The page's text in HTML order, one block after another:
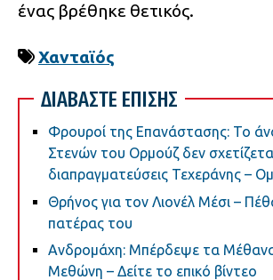
ένας βρέθηκε θετικός.
Χανταϊός
ΔΙΑΒΑΣΤΕ ΕΠΙΣΗΣ
Φρουροί της Επανάστασης: Το
Στενών του Ορμούζ δεν
διαπραγματεύσεις Τεχεράνης –
Θρήνος για τον Λιονέλ Μέσι –
πατέρας του
Ανδρομάχη: Μπέρδεψε τα
Μεθώνη – Δείτε το επικό βίντεο